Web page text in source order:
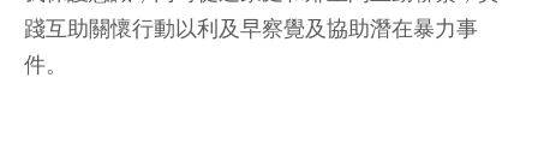
踐互助關懷行動以利及早察覺及協助潛在暴力事
件。